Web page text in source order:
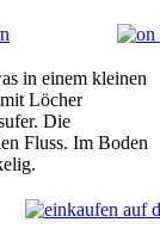
in einem kleinen
Löcher
Die
Fluss. Im Boden